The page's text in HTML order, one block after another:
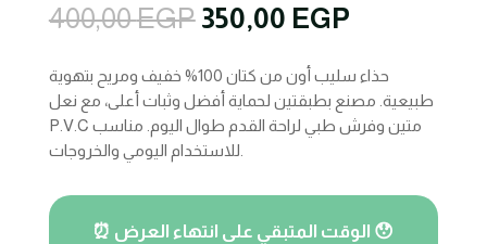
400,00EGP Original
price
was:
400,00 EGP.
350,00 EGPCurrent
is:
350,00
حذاء سليب أون من كتان 100% خفيف ومريح بتهوية
طبيعية. مصنع بطبقتين لحماية أفضل وثبات أعلى، مع نعل
P.V.C متين وفرش طبي لراحة القدم طوال اليوم. مناسب
⏰ الوقت المتبقي على انتهاء العرض 😯